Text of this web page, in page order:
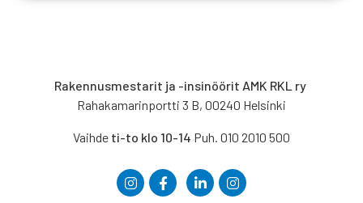
Rakennusmestarit ja -insinöörit AMK RKL ry
Rahakamarinportti 3 B, 00240 Helsinki
Vaihde ti-to klo 10-14 Puh. 010 2010 500